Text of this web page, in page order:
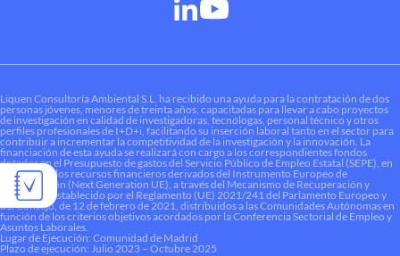
Liquen Consultoría Ambiental S.L. ha recibido una ayuda para la contratación de dos
personas jóvenes, menores de treinta años, capacitadas para llevar a cabo proyectos
de investigación en calidad de investigadoras, tecnólogas, personal técnico y otros
perfiles profesionales de I+D+i, facilitando su inserción laboral tanto en el sector para
contribuir a incrementar la competitividad de la investigación y la innovación. La
financiación de esta ayuda se realizará con cargo a los correspondientes fondos
dotados en el Presupuesto de gastos del Servicio Público de Empleo Estatal (SEPE), en
el marco de los recursos financieros derivados del Instrumento Europeo de
Recuperación (Next Generation UE), a través del Mecanismo de Recuperación y
Resiliencia establecido por el Reglamento (UE) 2021/241 del Parlamento Europeo y
del Consejo, de 12 de febrero de 2021, distribuidos a las Comunidades Autónomas en
función de los criterios objetivos acordados por la Conferencia Sectorial de Empleo y
Asuntos Laborales.
Lugar de Ejecución: Comunidad de Madrid
Plazo de ejecución: Julio 2023 – Octubre 2025